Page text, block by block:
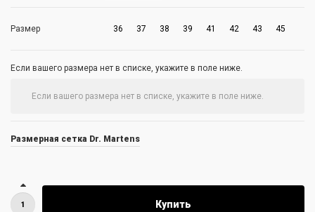
Размер 36 37 38 39 41 42 43 45
Если вашего размера нет в списке, укажите в поле ниже.
Размерная сетка Dr. Martens
Купить